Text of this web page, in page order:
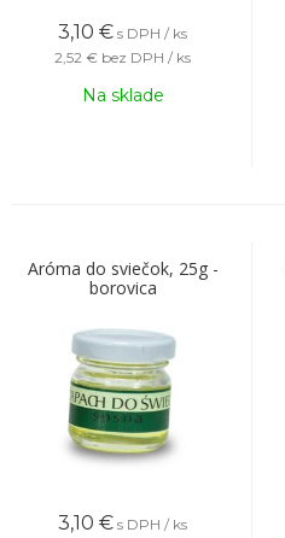
3,10 € s DPH / ks
2,52 € bez DPH / ks
Na sklade
Aróma do sviečok, 25g -
borovica
3,10 € s DPH / ks